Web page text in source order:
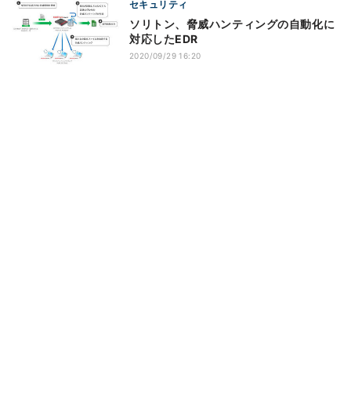
セキュリティ
ソリトン、脅威ハンティングの自動化に
対応したEDR
2020/09/29 16:20